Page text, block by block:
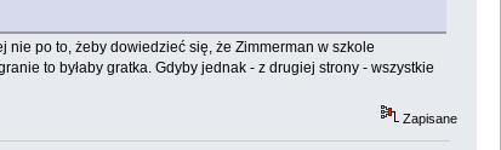
nie po to, żeby dowiedzieć się, że Zimmerman w szkole
to byłaby gratka. Gdyby jednak - z drugiej strony - wszystkie
Zapisane